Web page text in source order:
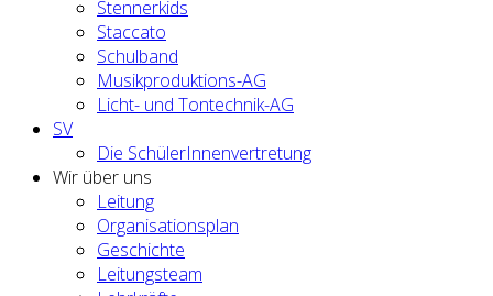
Stennerkids
Staccato
Schulband
Musikproduktions-AG
Licht- und Tontechnik-AG
SV
Die SchülerInnenvertretung
Wir über uns
Leitung
Organisationsplan
Geschichte
Leitungsteam